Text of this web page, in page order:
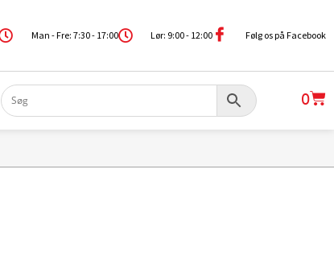
Man - Fre: 7:30 - 17:00 Lør: 9:00 - 12:00 Følg os på Facebook
0